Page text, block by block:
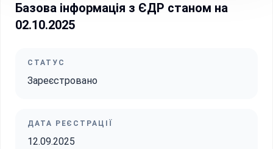
Базова інформація з ЄДР станом на
02.10.2025
СТАТУС
Зареєстровано
ДАТА РЕЄСТРАЦІЇ
12.09.2025